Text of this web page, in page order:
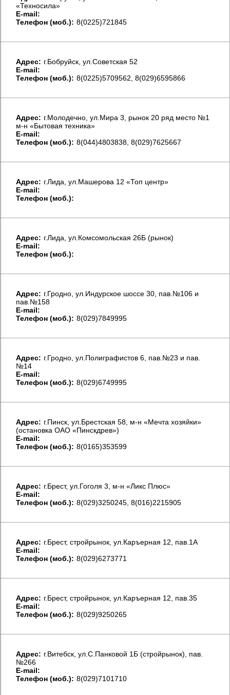
«Техносила»
E-mail:
Телефон (моб.): 8(0225)721845
Aдрес: г.Бобруйск, ул.Советская 52
E-mail:
Телефон (моб.): 8(0225)5709562, 8(029)6595866
Aдрес: г.Молодечно, ул.Мира 3, рынок 20 ряд место №1
м-н «Бытовая техника»
E-mail:
Телефон (моб.): 8(044)4803838, 8(029)7625667
Aдрес: г.Лида, ул.Машерова 12 «Топ центр»
E-mail:
Телефон (моб.):
Aдрес: г.Лида, ул.Комсомольская 26Б (рынок)
E-mail:
Телефон (моб.):
Aдрес: г.Гродно, ул.Индурское шоссе 30, пав.№106 и
пав.№158
E-mail:
Телефон (моб.): 8(029)7849995
Aдрес: г.Гродно, ул.Полиграфистов 6, пав.№23 и пав.
№14
E-mail:
Телефон (моб.): 8(029)6749995
Aдрес: г.Пинск, ул.Брестская 58, м-н «Мечта хозяйки»
(остановка ОАО «Пинскдрев»)
E-mail:
Телефон (моб.): 8(0165)353599
Aдрес: г.Брест, ул.Гоголя 3, м-н «Ликс Плюс»
E-mail:
Телефон (моб.): 8(029)3250245, 8(016)2215905
Aдрес: г.Брест, стройрынок, ул.Каръерная 12, пав.1А
E-mail:
Телефон (моб.): 8(029)6273771
Aдрес: г.Брест, стройрынок, ул.Каръерная 12, пав.35
E-mail:
Телефон (моб.): 8(029)9250265
Aдрес: г.Витебск, ул.С.Панковой 1Б (стройрынок), пав.
№266
E-mail:
Телефон (моб.): 8(029)7101710